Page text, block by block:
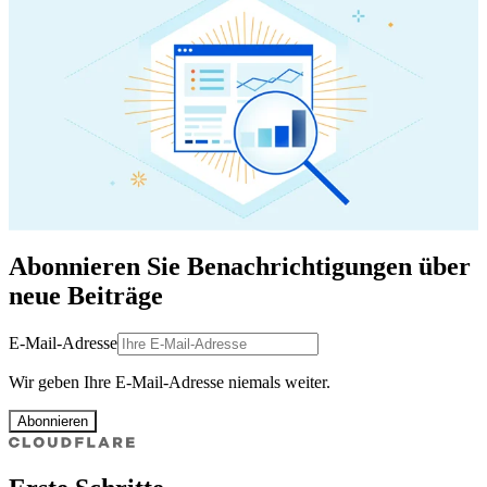
Abonnieren Sie Benachrichtigungen über
neue Beiträge
E-Mail-Adresse
Wir geben Ihre E-Mail-Adresse niemals weiter.
Abonnieren